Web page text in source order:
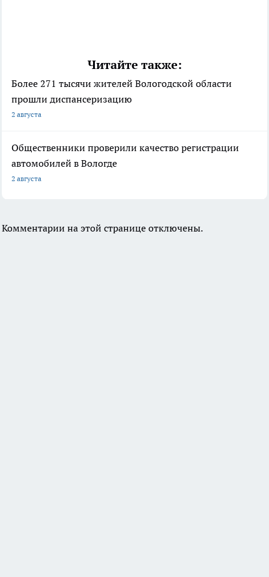
Читайте также:
Более 271 тысячи жителей Вологодской области
прошли диспансеризацию
2 августа
Общественники проверили качество регистрации
автомобилей в Вологде
2 августа
Комментарии на этой странице отключены.